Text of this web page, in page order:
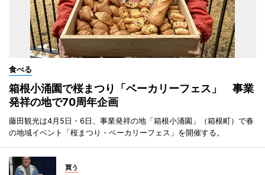
食べる
箱根小涌園で桜まつり「ベーカリーフェス」 事業
発祥の地で70周年企画
藤田観光は4月5日・6日、事業発祥の地「箱根小涌園」（箱根町）で春
の地域イベント「桜まつり・ベーカリーフェス」を開催する。
買う